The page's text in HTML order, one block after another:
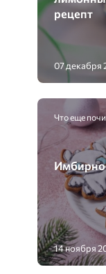
рецепт
07 декабря
Что еще
14 ноября